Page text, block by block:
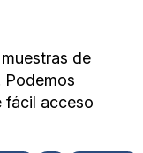
de
Podemos
fácil acceso